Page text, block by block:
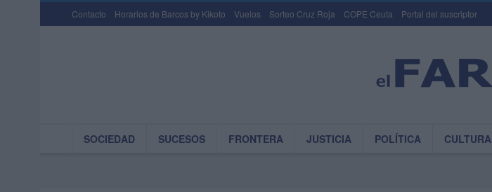
Contacto Horarios de Barcos by Kikoto Vuelos Sorteo Cruz Roja COPE Ceuta Portal del suscriptor
SOCIEDAD SUCESOS FRONTERA JUSTICIA POLÍTICA CULTURA